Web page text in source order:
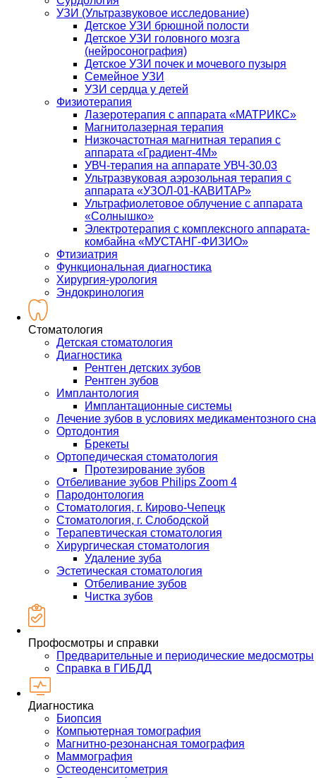
УЗИ (Ультразвуковое исследование)
Детское УЗИ брюшной полости
Детское УЗИ головного мозга
(нейросонография)
Детское УЗИ почек и мочевого пузыря
Семейное УЗИ
УЗИ сердца у детей
Физиотерапия
Лазеротерапия с аппарата «МАТРИКС»
Магнитолазерная терапия
Низкочастотная магнитная терапия с
аппарата «Градиент-4М»
УВЧ-терапия на аппарате УВЧ-30.03
Ультразвуковая аэрозольная терапия с
аппарата «УЗОЛ-01-КАВИТАР»
Ультрафиолетовое облучение с аппарата
«Солнышко»
Электротерапия с комплексного аппарата-
комбайна «МУСТАНГ-ФИЗИО»
Фтизиатрия
Функциональная диагностика
Хирургия-урология
Эндокринология
Стоматология
Детская стоматология
Диагностика
Рентген детских зубов
Рентген зубов
Имплантология
Имплантационные системы
Лечение зубов в условиях медикаментозного сна
Ортодонтия
Брекеты
Ортопедическая стоматология
Протезирование зубов
Отбеливание зубов Philips Zoom 4
Пародонтология
Стоматология, г. Кирово-Чепецк
Стоматология, г. Слободской
Терапевтическая стоматология
Хирургическая стоматология
Удаление зуба
Эстетическая стоматология
Отбеливание зубов
Чистка зубов
Профосмотры и справки
Предварительные и периодические медосмотры
Справка в ГИБДД
Диагностика
Биопсия
Компьютерная томография
Магнитно-резонансная томография
Маммография
Остеоденситометрия